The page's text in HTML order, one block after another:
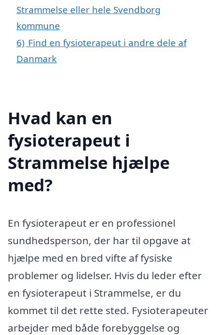
Strammelse eller hele Svendborg
kommune
6) Find en fysioterapeut i andre dele af
Danmark
Hvad kan en
fysioterapeut i
Strammelse hjælpe
med?
En fysioterapeut er en professionel
sundhedsperson, der har til opgave at
hjælpe med en bred vifte af fysiske
problemer og lidelser. Hvis du leder efter
en fysioterapeut i Strammelse, er du
kommet til det rette sted. Fysioterapeuter
arbejder med både forebyggelse og